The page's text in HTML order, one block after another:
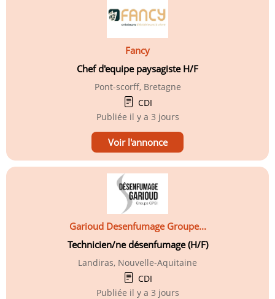
Fancy
Chef d'equipe paysagiste H/F
Pont-scorff, Bretagne
CDI
Publiée il y a 3 jours
Voir l'annonce
Garioud Desenfumage Groupe...
Technicien/ne désenfumage (H/F)
Landiras, Nouvelle-Aquitaine
CDI
Publiée il y a 3 jours